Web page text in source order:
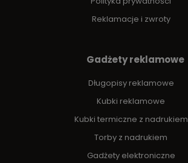
Reklamacje i zwroty
Gadżety reklamowe
Długopisy reklamowe
Kubki reklamowe
Kubki termiczne z nadrukiem
Torby z nadrukiem
Gadżety elektroniczne